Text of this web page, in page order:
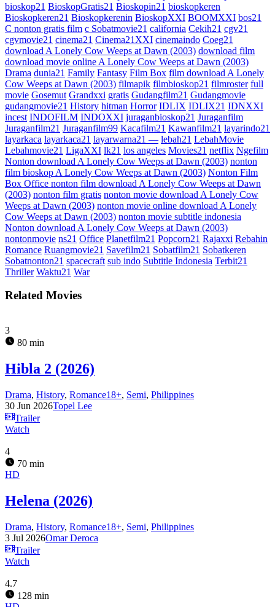
bioskop21 BioskopGratis21 Bioskopin21 bioskopkeren
Bioskopkeren21 Bioskopkerenin BioskopXXI BOOMXXI bos21
C nonton gratis film c Sobatmovie21 california Cekih21 cgv21
cgvmovie21 cinema21 Cinema21XXI cinemaindo Coeg21
download A Lonely Cow Weeps at Dawn (2003) download film
download movie online A Lonely Cow Weeps at Dawn (2003)
Drama dunia21 Family Fantasy Film Box film download A Lonely
Cow Weeps at Dawn (2003) filmapik filmbioskop21 filmroster full
movie Gosemut Grandxxi gratis Gudangfilm21 Gudangmovie
gudangmovie21 History hitman Horror IDLIX IDLIX21 IDNXXI
incest INDOFILM INDOXXI juraganbioskop21 Juraganfilm
Juraganfilm21 Juraganfilm99 Kacafilm21 Kawanfilm21 layarindo21
layarkaca layarkaca21 layarwarna21 — lebah21 LebahMovie
Lebahmovie21 LigaXXI lk21 los angeles Movies21 netflix Ngefilm
Nonton download A Lonely Cow Weeps at Dawn (2003) nonton
film bioskop A Lonely Cow Weeps at Dawn (2003) Nonton Film
Box Office nonton film download A Lonely Cow Weeps at Dawn
(2003) nonton film gratis nonton movie download A Lonely Cow
Weeps at Dawn (2003) nonton movie online download A Lonely
Cow Weeps at Dawn (2003) nonton movie subtitle indonesia
Nonton download A Lonely Cow Weeps at Dawn (2003)
nontonmovie ns21 Office Planetfilm21 Popcorn21 Rajaxxi Rebahin
Romance Ruangmovie21 Savefilm21 Sobatfilm21 Sobatkeren
Sobatnonton21 spacecraft sub indo Subtitle Indonesia Terbit21
Thriller Waktu21 War
Related Movies
3
80 min
Hibla 2 (2026)
Drama, History, Romance18+, Semi, Philippines
30 Jun 2026Topel Lee
Trailer
Watch
4
70 min
HD
Helena (2026)
Drama, History, Romance18+, Semi, Philippines
3 Jul 2026Omar Deroca
Trailer
Watch
4.7
128 min